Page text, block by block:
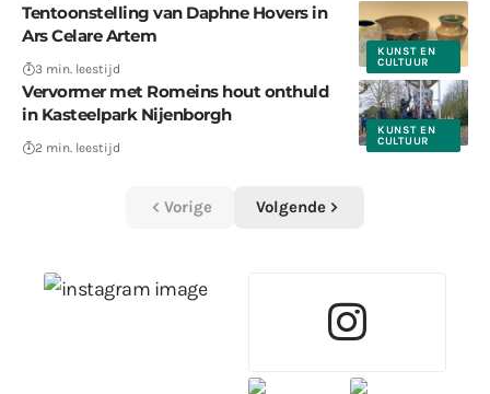
KUNST EN
CULTUUR
Tentoonstelling van Daphne Hovers in
Ars Celare Artem
3 min. leestijd
KUNST EN
CULTUUR
Vervormer met Romeins hout onthuld
in Kasteelpark Nijenborgh
2 min. leestijd
Vorige Volgende